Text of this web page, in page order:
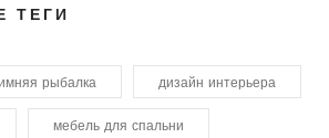
ТЕГИ
рыбалка дизайн интерьера
мебель для спальни